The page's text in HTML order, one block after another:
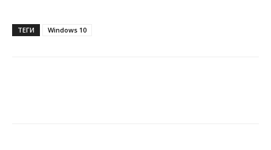
ТЕГИ Windows 10